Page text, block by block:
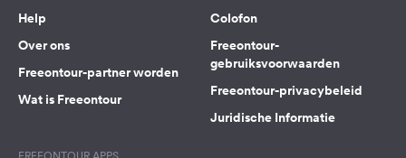
Help
Over ons
Freeontour-partner worden
Wat is Freeontour
Colofon
Freeontour-
gebruiksvoorwaarden
Freeontour-privacybeleid
Juridische Informatie